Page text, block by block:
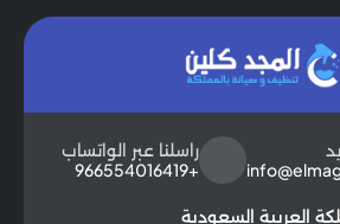
راسلنا عبر الواتساب
+966554016419
العربية السعودية